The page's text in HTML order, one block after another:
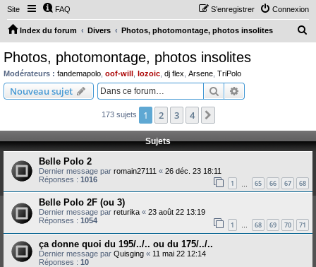
Site FAQ Connexion
S’enregistrer
Index du forum Divers Photos, photomontage, photos insolites
c
h
Photos, photomontage, photos insolites
Modérateurs : fandemapolo oof-will lozoic dj flex Arsene TriPolo
Nouveau sujet Rechercher
173 sujets 1 2 3 4
Sujets
Belle Polo 2
Dernier message par romain27111 « 26 déc. 23 18:11
Réponses : 1016 1 65 66 67 68
Belle Polo 2F (ou 3)
Dernier message par returika « 23 août 22 13:19
Réponses : 1054 1 … 68 69 70 71
ça donne quoi du 195/../.. ou du 175/../..
Dernier message par Quisging « 11 mai 22 12:14
Réponses : 10